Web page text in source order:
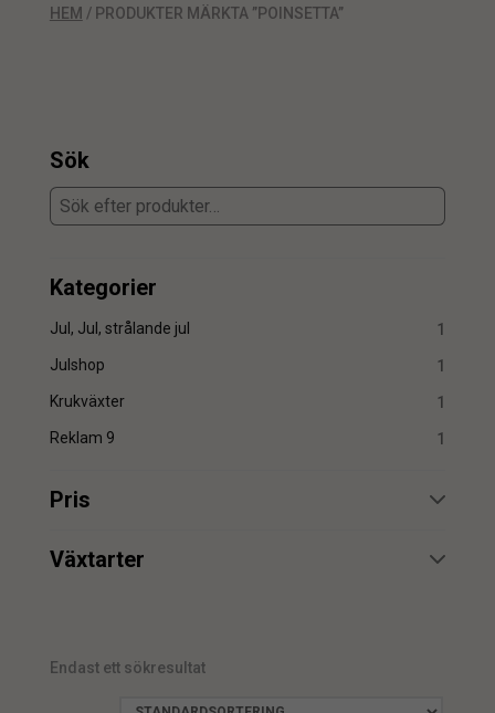
HEM / PRODUKTER MÄRKTA ”POINSETTA”
Sök
Kategorier
Jul, Jul, strålande jul 1
Julshop 1
Krukväxter 1
Reklam 9 1
Pris
min.
min.
Växtarter
Endast ett sökresultat